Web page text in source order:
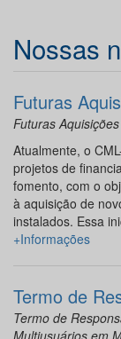
Nossas
Futuras
Futuras
Atualmente, o
projetos de
fomento, com o
à aquisição de
instalados. Essa
+Informações
Termo de
Termo de